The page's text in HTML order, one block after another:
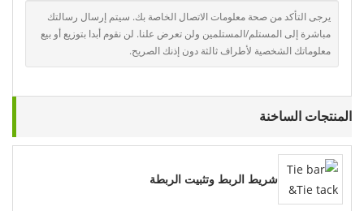
يرجى التأكد من صحة معلومات الاتصال الخاصة بك. سيتم إرسال رسالتك
مباشرة إلى المستلم/المستلمين ولن تعرض علنا. لن نقوم أبدا بتوزيع أو بيع
معلوماتك الشخصية لأطراف ثالثة دون إذنك الصريح.
المنتجات الساخنة
شريط الربط وتثبيت الربطة